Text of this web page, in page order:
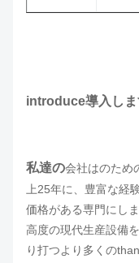
introduce導入しま
私達の会社はのため
上25年に、豊富な経
価格がある専門にし
高度の現代生産設備
り打つより多くの